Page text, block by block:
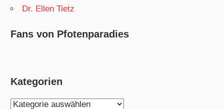
Dr. Ellen Tietz
Fans von Pfotenparadies
Kategorien
Kategorien